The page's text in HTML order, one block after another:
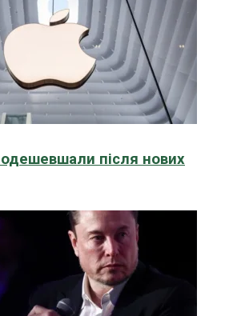
після нових